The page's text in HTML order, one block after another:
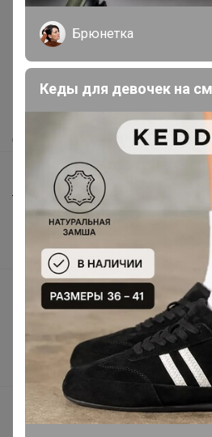
Как здесь все устроено?
Как сделать заказ?
Как получить?
Доставка
Шоурумы
Торговые марки
Наша команда
В наличии
Подарочные сертификаты
Поставщикам
Вакансии
support@24-ok.ru
Брюнетка
Кеды для девочек на